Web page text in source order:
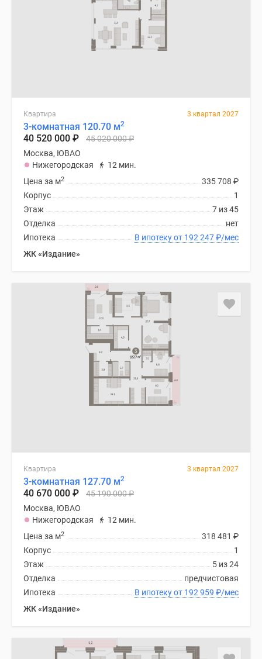
Квартира 3 квартал 2027
3-комнатная 120.70 м2
40 520 000 ₽ 45 020 000₽
Москва, ЮВАО
Нижегородская
12 мин.
335 708 ₽
Цена за м2
1
Корпус
7 из 45
Этаж
нет
Отделка
В ипотеку от 192 247₽/мес
Ипотека
ЖК «Издание»
Квартира 3 квартал 2027
3-комнатная 127.70 м2
40 670 000 ₽ 45 190 000₽
Москва, ЮВАО
Нижегородская
12 мин.
318 481 ₽
Цена за м2
1
Корпус
5 из 24
Этаж
предчистовая
Отделка
В ипотеку от 192 959 ₽/мес
Ипотека
ЖК «Издание»